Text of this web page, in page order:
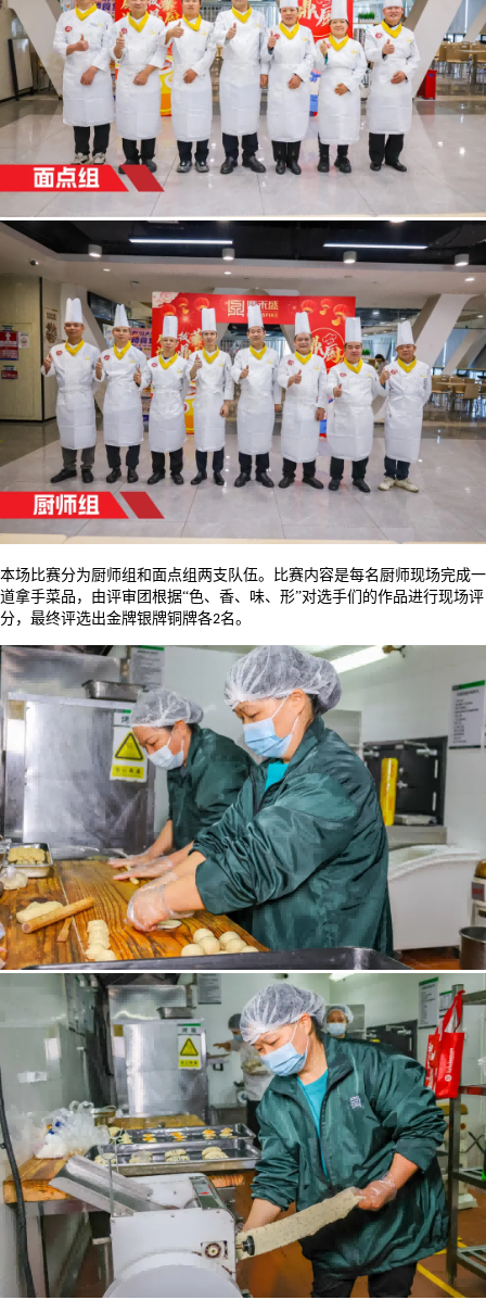
本场比赛分为厨师组和面点组两支队伍。比赛内容是每名厨师现场完成一
道拿手菜品，由评审团根据“色、香、味、形”对选手们的作品进行现场评
分，最终评选出金牌银牌铜牌各2名。